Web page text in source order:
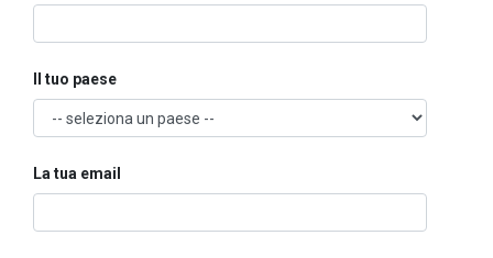
Il tuo paese
La tua email